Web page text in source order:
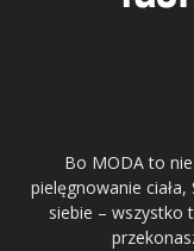
Bo MODA to
pielęgnowanie
siebie – wszystko